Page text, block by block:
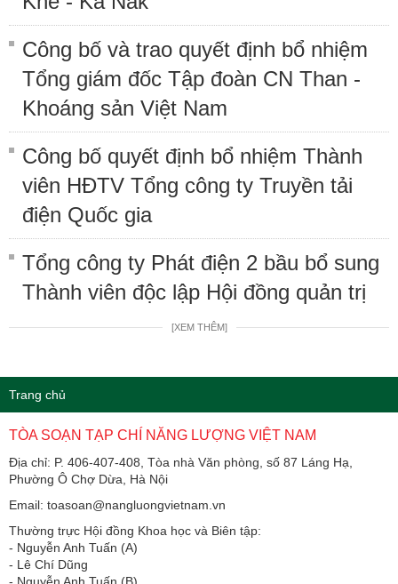
Công bố và trao quyết định bổ nhiệm
Tổng giám đốc Tập đoàn CN Than -
Khoáng sản Việt Nam
Công bố quyết định bổ nhiệm Thành
viên HĐTV Tổng công ty Truyền tải
điện Quốc gia
Tổng công ty Phát điện 2 bầu bổ sung
Thành viên độc lập Hội đồng quản trị
[XEM THÊM]
Trang chủ
TÒA SOẠN TẠP CHÍ NĂNG LƯỢNG VIỆT NAM
Địa chỉ: P. 406-407-408, Tòa nhà Văn phòng, số 87 Láng Hạ,
Phường Ô Chợ Dừa, Hà Nội
Email: toasoan@nangluongvietnam.vn
Thường trực Hội đồng Khoa học và Biên tập:
​​​​​​- Nguyễn Anh Tuấn (A)
- Lê Chí Dũng
- Nguyễn Anh Tuấn (B)